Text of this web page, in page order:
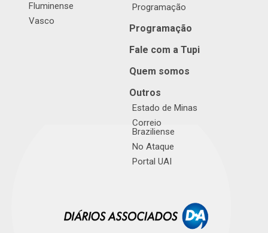
Fluminense
Vasco
Programação
Programação
Fale com a Tupi
Quem somos
Outros
Estado de Minas
Correio
Braziliense
No Ataque
Portal UAI